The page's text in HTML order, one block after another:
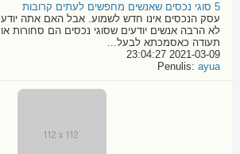
5 סוגי נכסים שאנשים מחפשים לעתים קרובות
עסק הנכסים אינו חדש לשמוע. אבל האם אתה יודע
לא הרבה אנשים יודעים שסוגי נכסים הם סחורות
תעודה כאסמכתא לבעל...
2021-03-09 23:04:27
Penulis: ayua